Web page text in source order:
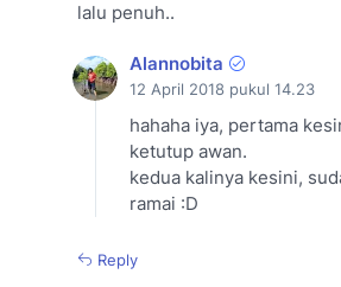
lalu penuh..
Alannobita
12 April 2018 pukul 14.23
hahaha iya, pertama
ketutup awan.
kedua kalinya kesini,
ramai :D
Reply